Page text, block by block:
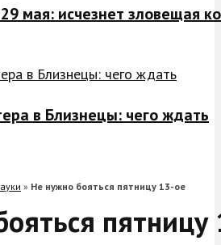
мая: исчезнет зловещая
в Близнецы: чего ждать
» Не нужно бояться пятницу 13-ое
пятницу